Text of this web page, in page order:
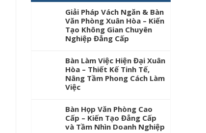
Giải Pháp Vách Ngăn & Bàn
Văn Phòng Xuân Hòa – Kiến
Tạo Không Gian Chuyên
Nghiệp Đẳng Cấp
Bàn Làm Việc Hiện Đại Xuân
Hòa – Thiết Kế Tinh Tế,
Nâng Tầm Phong Cách Làm
Việc
Bàn Họp Văn Phòng Cao
Cấp – Kiến Tạo Đẳng Cấp
và Tầm Nhìn Doanh Nghiệp